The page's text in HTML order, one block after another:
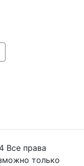
права
только